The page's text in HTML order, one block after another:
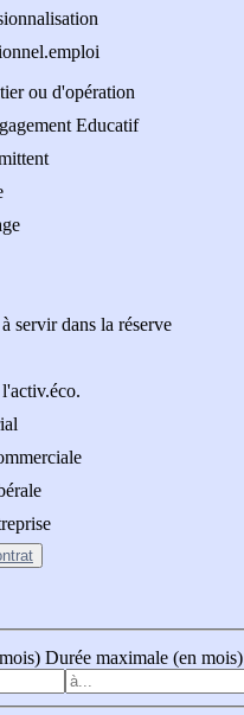
ou d'opération
Educatif
servir dans la réserve
Durée maximale (en mois)